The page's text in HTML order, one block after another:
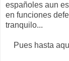
españoles aun
en funciones
tranquilo...
Pues hasta